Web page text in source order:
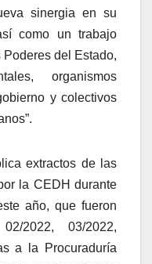
sinergia en su
como un trabajo
del Estado,
organismos
y colectivos
extractos de las
la CEDH durante
año, que fueron
2022, 03/2022,
a la Procuraduría